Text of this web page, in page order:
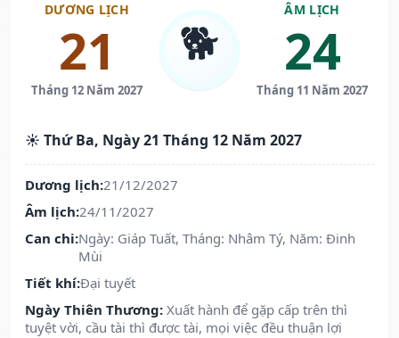
DƯƠNG LỊCH
21
Tháng 12 Năm 2027
🐕
ÂM LỊCH
24
Tháng 11 Năm 2027
☀️ Thứ Ba, Ngày 21 Tháng 12 Năm 2027
Dương lịch:21/12/2027
Âm lịch:24/11/2027
Can chi:Ngày: Giáp Tuất, Tháng: Nhâm Tý, Năm: Đinh
Mùi
Tiết khí:Đại tuyết
Ngày Thiên Thương: Xuất hành để gặp cấp trên thì
tuyệt vời, cầu tài thì được tài, mọi việc đều thuận lợi